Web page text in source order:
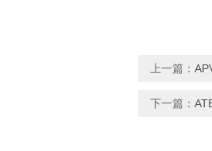
上一篇：
下一篇：